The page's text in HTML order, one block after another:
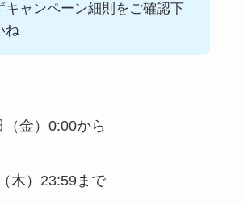
キャンペーン細則をご確認下
ね
金）0:00から
木）23:59まで